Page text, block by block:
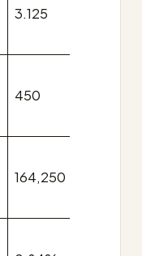
3.125
450
164,250